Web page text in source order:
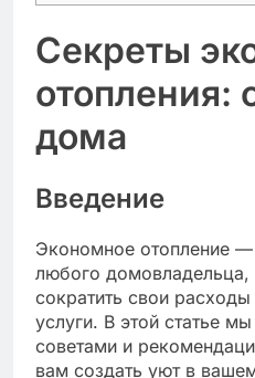
Секреты
отопления:
дома
Введение
Экономное отопление
любого домовладельца,
сократить свои
услуги. В этой статье
советами и
вам создать уют в